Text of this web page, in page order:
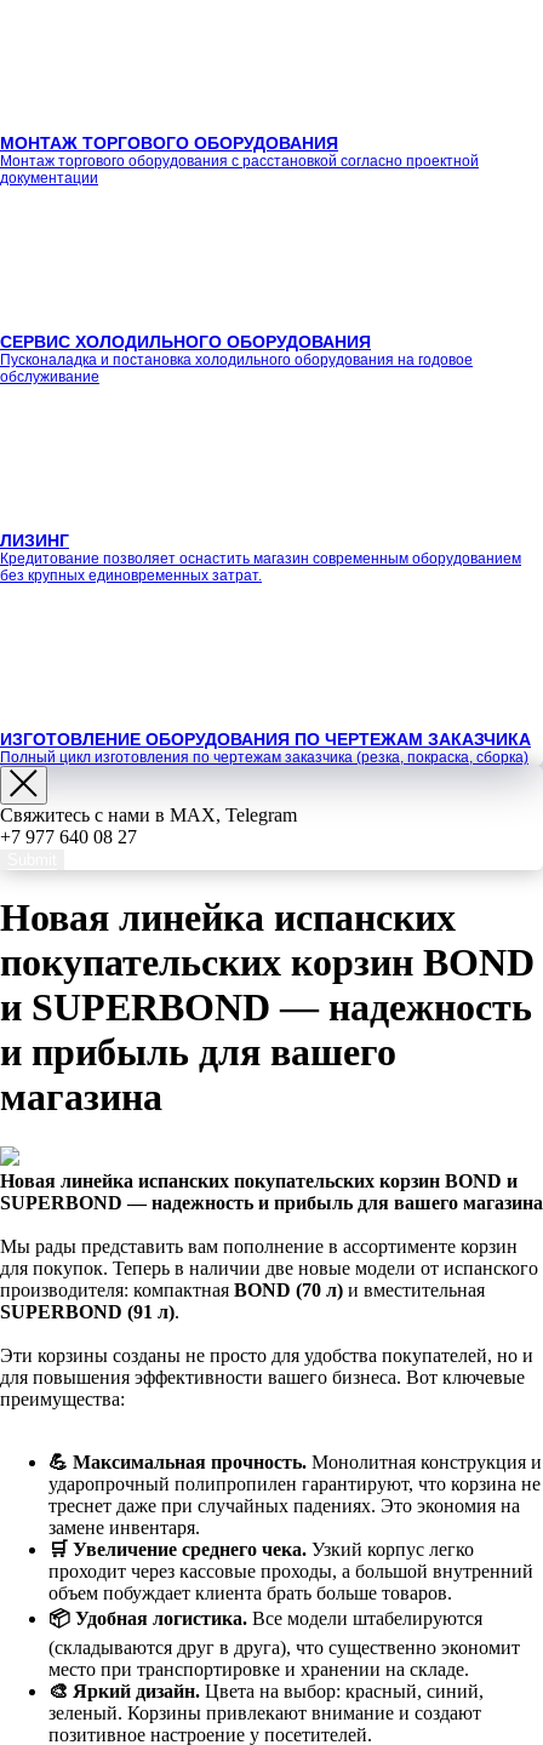
МОНТАЖ ТОРГОВОГО ОБОРУДОВАНИЯ
Монтаж торгового оборудования с расстановкой согласно проектной
документации
СЕРВИС ХОЛОДИЛЬНОГО ОБОРУДОВАНИЯ
Пусконаладка и постановка холодильного оборудования на годовое
обслуживание
ЛИЗИНГ
Кредитование позволяет оснастить магазин современным оборудованием
без крупных единовременных затрат.
ИЗГОТОВЛЕНИЕ ОБОРУДОВАНИЯ ПО ЧЕРТЕЖАМ ЗАКАЗЧИКА
Полный цикл изготовления по чертежам заказчика (резка, покраска, сборка)
Свяжитесь с нами в MAX, Telegram
+7 977 640 08 27
Новая линейка испанских
покупательских корзин BOND
и SUPERBOND — надежность
и прибыль для вашего
магазина
Новая линейка испанских покупательских корзин BOND и
SUPERBOND — надежность и прибыль для вашего магазина
Мы рады представить вам пополнение в ассортименте корзин
для покупок. Теперь в наличии две новые модели от испанского
производителя: компактная BOND (70 л) и вместительная
SUPERBOND (91 л).
Эти корзины созданы не просто для удобства покупателей, но и
для повышения эффективности вашего бизнеса. Вот ключевые
преимущества:
💪 Максимальная прочность. Монолитная конструкция и
ударопрочный полипропилен гарантируют, что корзина не
треснет даже при случайных падениях. Это экономия на
замене инвентаря.
🛒 Увеличение среднего чека. Узкий корпус легко
проходит через кассовые проходы, а большой внутренний
объем побуждает клиента брать больше товаров.
📦 Удобная логистика. Все модели штабелируются
(складываются друг в друга), что существенно экономит
место при транспортировке и хранении на складе.
🎨 Яркий дизайн. Цвета на выбор: красный, синий,
зеленый. Корзины привлекают внимание и создают
позитивное настроение у посетителей.